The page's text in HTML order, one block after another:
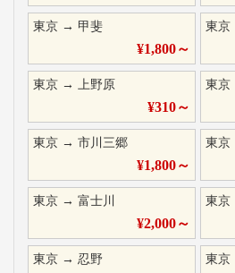
東京 → 甲斐
¥1,800～
東京
東京 → 上野原
¥310～
東京
東京 → 市川三郷
¥1,800～
東京
東京 → 富士川
¥2,000～
東京
東京 → 忍野 東京